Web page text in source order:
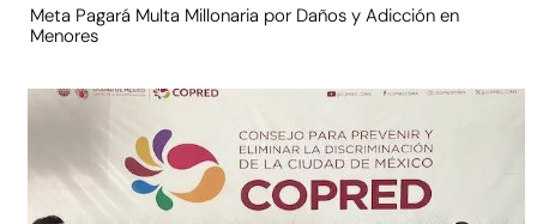
Meta Pagará Multa Millonaria por Daños y Adicción en
Menores